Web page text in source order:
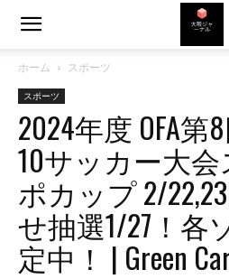
ホーム スポーツ
スポーツ
2024年度 OFA第
10サッカー大
ポカップ 2/
せ抽選1/27！各
定中！ | Green